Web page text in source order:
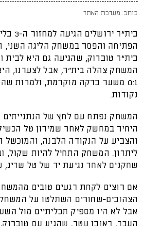
כותב: מערכת האתר
הפתיחה והפסד במשחק הליגה
בית"ר טוברוק, שהגיעה גם היא לבית
המשחק צהלה בית"ר, אבל לצערנו,
0:1 משער בדקה מוקדמת, ולמרות
נקודות.
היחיד במחשק לאחר שמירון טל
והצביע על הנקודה הלבנה, והמוכשל
שחקנים לאחר נגיעת יד של טל
אם רוצים לקחת רגעים טובים
הצהובים-שחורים השתלטו על
אבל לא היו מספיק תכליתיים מול
העבר, ראובן עטר, שהגיע עם טוברוק,